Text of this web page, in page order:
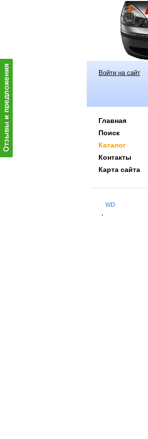
Войти на сайт
Главная
Поиск
Каталог
Контакты
Карта сайта
WD